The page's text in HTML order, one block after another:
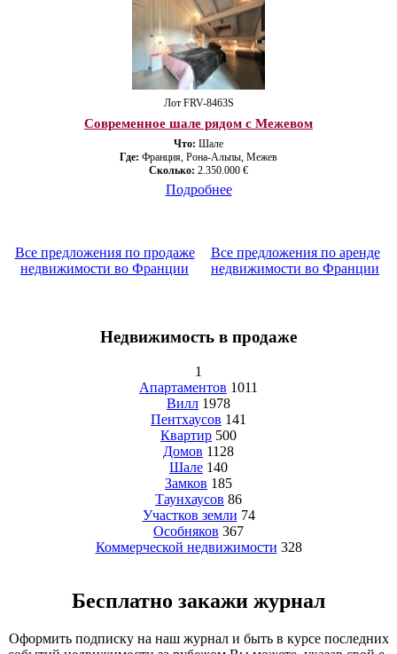
Лот FRV-8463S
Современное шале рядом с Межевом
Что: Шале
Где: Франция, Рона-Альпы, Межев
Сколько: 2.350.000 €
Подробнее
Все предложения по продаже
недвижимости во Франции
Все предложения по аренде
недвижимости во Франции
Недвижимость в продаже
1
Апартаментов 1011
Вилл 1978
Пентхаусов 141
Квартир 500
Домов 1128
Шале 140
Замков 185
Таунхаусов 86
Участков земли 74
Особняков 367
Коммерческой недвижимости 328
Бесплатно закажи журнал
Оформить подписку на наш журнал и быть в курсе последних